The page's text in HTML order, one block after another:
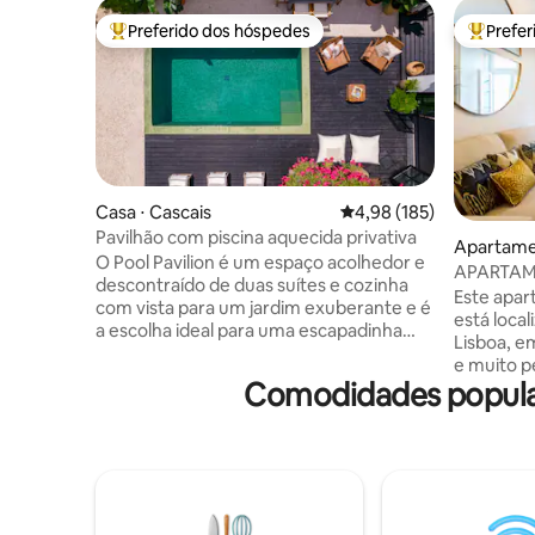
Entre os melhores preferidos dos hóspedes
Preferido dos hóspedes
Casa ⋅ Cascais 4,98 de uma avaliação
4,98 (185)
Pavilhão com piscina aquecida privativa
O Pool Pavilion é um espaço acolhedor e
descontraído de duas suítes e cozinha
com vista para um jardim exuberante e é
a escolha ideal para uma escapadinha
sofisticados, como pisos de micro
pátio levam a um espaçoso jardim
Entre
-
Este
está
Lisboa,
e muito
estar e
do
Comodidades